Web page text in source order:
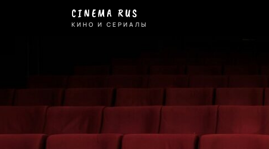
CINEMA RUS
КИНО И СЕРИАЛЫ